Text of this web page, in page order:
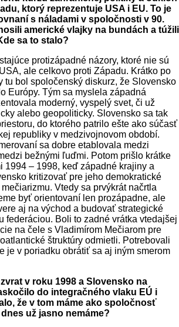
ktorý reprezentuje USA i EU. To je
s náladami v spoločnosti v 90.
americké vlajky na bundách a túžili
sa to stalo?
protizápadné názory, ktoré nie sú
ale celkovo proti Západu. Krátko po
tu bol spoločenský diskurz, že Slovensko
Európy. Tým sa myslela západná
moderný, vyspelý svet, či už
alebo geopoliticky. Slovensko sa tak
do ktorého patrilo ešte ako súčasť
republiky v medzivojnovom období.
sa dobre etablovala medzi
bežnými ľuďmi. Potom prišlo krátke
1994 – 1998, keď západné krajiny a
kritizovať pre jeho demokratické
Vtedy sa prvýkrát načrtla
byť orientovaní len prozápadne, ale
aj na východ a budovať strategické
federáciou. Boli to zadné vrátka vtedajšej
na čele s Vladimírom Mečiarom pre
štruktúry odmietli. Potrebovali
je v poriadku obrátiť sa aj iným smerom
v roku 1998 a Slovensko na
do integračného vlaku EÚ i
že v tom máme ako spoločnosť
už jasno nemáme?